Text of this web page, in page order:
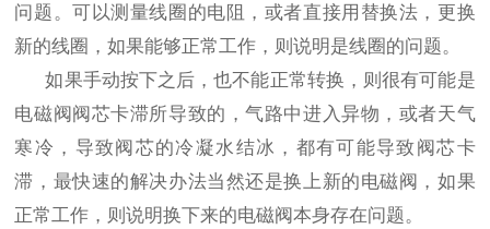
问题。可以测量线圈的电阻，或者直接用替换法，更换
新的线圈，如果能够正常工作，则说明是线圈的问题。
如果手动按下之后，也不能正常转换，则很有可能是
电磁阀阀芯卡滞所导致的，气路中进入异物，或者天气
寒冷，导致阀芯的冷凝水结冰，都有可能导致阀芯卡
滞，最快速的解决办法当然还是换上新的电磁阀，如果
正常工作，则说明换下来的电磁阀本身存在问题。